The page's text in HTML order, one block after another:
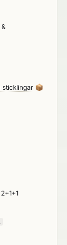
sticklingar 📦